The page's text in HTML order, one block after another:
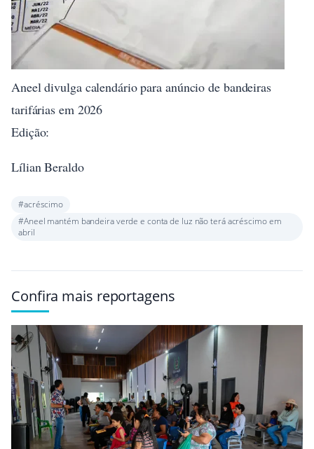
Aneel divulga calendário para anúncio de bandeiras
tarifárias em 2026
Edição:
Lílian Beraldo
#acréscimo
#Aneel mantém bandeira verde e conta de luz não terá acréscimo em
abril
Confira mais reportagens